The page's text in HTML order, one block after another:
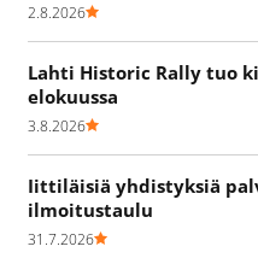
2.8.2026
Lahti Historic Rally tuo
elokuussa
3.8.2026
Iittiläisiä yhdistyksiä
ilmoitustaulu
31.7.2026